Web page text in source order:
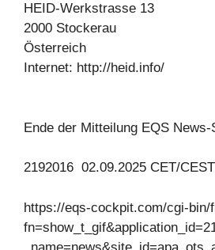
HEID-Werkstrasse 13
2000 Stockerau
Österreich
Internet: http://heid.info/
Ende der Mitteilung EQS
2192016 02.09.2025 CET/CEST
https://eqs-cockpit.com/cgi-bin/